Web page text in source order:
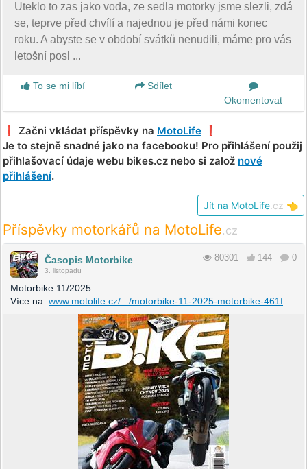
Uteklo to zas jako voda, ze sedla motorky jsme slezli, zdá
se, teprve před chvílí a najednou je před námi konec
roku. A abyste se v období svátků nenudili, máme pro vás
letošní posl ...
To se mi líbí
Sdílet
Okomentovat
❗️ Začni vkládat příspěvky na MotoLife ❗️
Je to stejně snadné jako na facebooku! Pro přihlášení použij
přihlašovací údaje webu bikes.cz nebo si založ nové
přihlášení.
Jít na MotoLife .cz 👈
Příspěvky motorkářů na MotoLife.cz
Časopis Motorbike
3. listopadu
80301 144 0
Motorbike 11/2025
Více na www.motolife.cz/.../motorbike-11-2025-motorbike-461f